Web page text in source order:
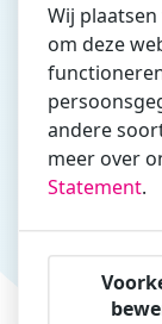
Vul hier bij
zakelijk/
Is de
Ja
Nee
Cursisten
Voeg
Wij
om deze
andere
meer over
Statement.